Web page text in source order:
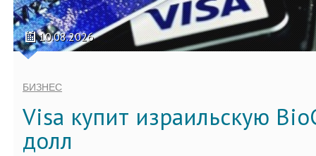
10.08.2026
БИЗНЕС
Visa купит израильскую
долл